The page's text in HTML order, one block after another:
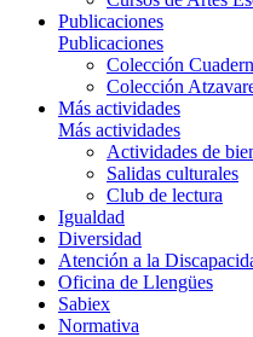
Publicaciones
Publicaciones
Colección
Colección
Más actividades
Más actividades
Actividades de
Salidas culturales
Club de lectura
Igualdad
Diversidad
Atención a la
Oficina de Llengües
Sabiex
Normativa